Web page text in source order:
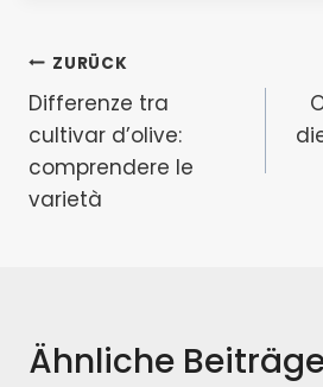
ZURÜCK
Differenze tra
cultivar d’olive:
comprendere le
varietà
Ähnliche